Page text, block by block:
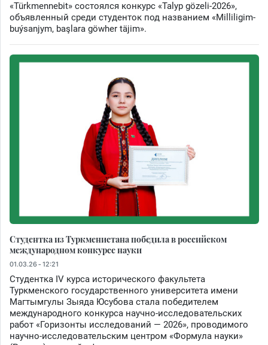
«Türkmennebit» состоялся конкурс «Talyp gözeli-2026»,
объявленный среди студенток под названием «Milliligim-
buýsanjym, başlara göwher täjim».
Студентка из Туркменистана победила в российском
международном конкурсе науки
01.03.26 - 12:21
Студентка IV курса исторического факультета
Туркменского государственного университета имени
Магтымгулы Зыяда Юсубова стала победителем
международного конкурса научно-исследовательских
работ «Горизонты исследований — 2026», проводимого
научно-исследовательским центром «Формула науки»